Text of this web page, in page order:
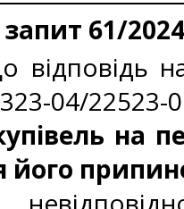
61/2024
04/22523-
на
його